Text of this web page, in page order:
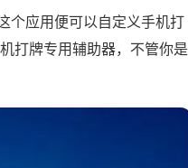
个应用便可以自定义手机打
打牌专用辅助器，不管你是